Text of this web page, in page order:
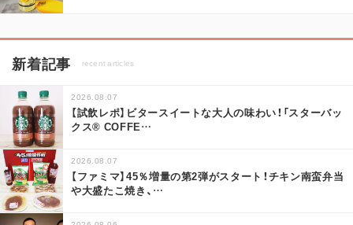
新着記事 recent articles
2026.08.07
【試飲レポ】ビタースイートな大人の味わい！「スターバッ
クス® COFFE…
2026.08.07
【ファミマ】45％増量の第2弾がスタート！チキン南蛮弁当
や大盛たこ焼き、 …